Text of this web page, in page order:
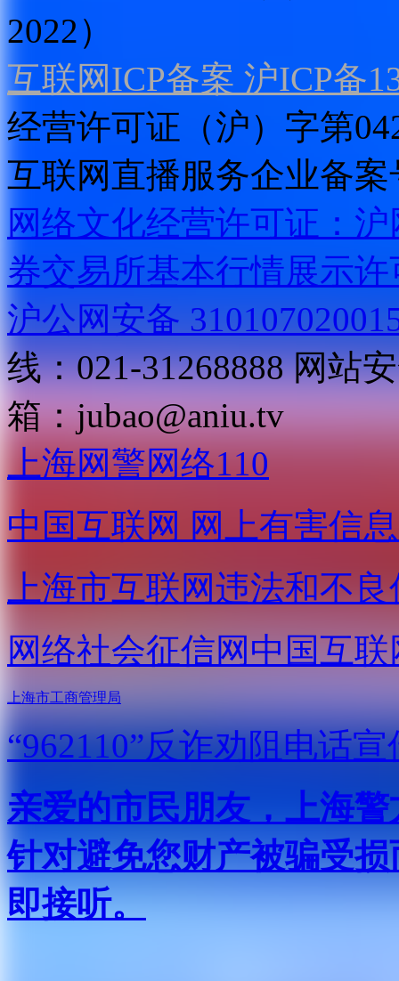
2022）
互联网ICP备案 沪ICP备
经营许可证（沪）字第
互联网直播服务企业备案
网络文化经营许可证：
券交易所基本行情展示许
沪公网安备
线：021-31268888 网站
箱：jubao@aniu.tv
上海网警网络110
中国互联网 网上有害信
上海市互联网违法和不
网络社会征信网中国互
上海市工商管理局
“962110”反诈劝阻电话宣
亲爱的市民朋友，上海
针对避免您财产被骗受
即接听。